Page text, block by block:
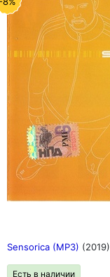
Sensorica (MP3) (2019)
Есть в наличии